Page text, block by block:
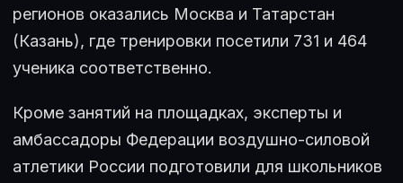
регионов оказались Москва и Татарстан
(Казань), где тренировки посетили 731 и 464
ученика соответственно.
Кроме занятий на площадках, эксперты и
амбассадоры Федерации воздушно-силовой
атлетики России подготовили для школьников